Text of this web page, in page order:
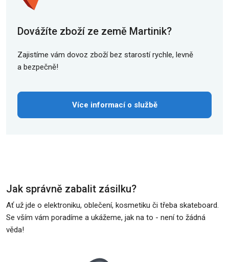
Dovážíte zboží ze země Martinik?
Zajistíme vám dovoz zboží bez starostí rychle, levně
a bezpečně!
Více informací o službě
Jak správně zabalit zásilku?
Ať už jde o elektroniku, oblečení, kosmetiku či třeba skateboard.
Se vším vám poradíme a ukážeme, jak na to - není to žádná
věda!